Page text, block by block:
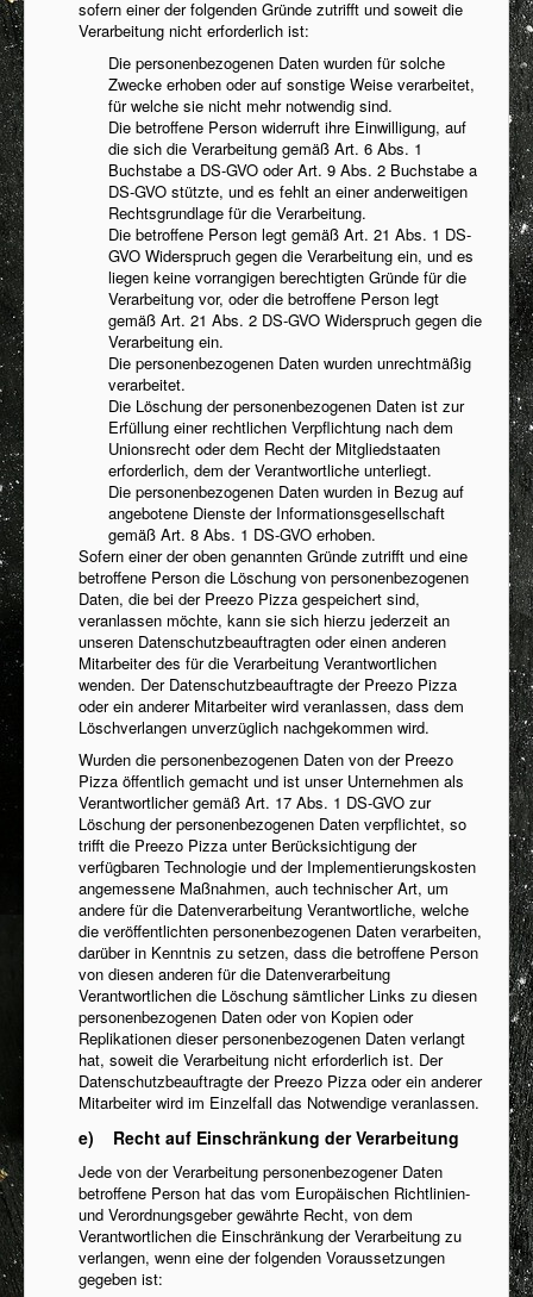
sofern einer der folgenden Gründe zutrifft und soweit die
Verarbeitung nicht erforderlich ist:
Die personenbezogenen Daten wurden für solche
Zwecke erhoben oder auf sonstige Weise verarbeitet,
für welche sie nicht mehr notwendig sind.
Die betroffene Person widerruft ihre Einwilligung, auf
die sich die Verarbeitung gemäß Art. 6 Abs. 1
Buchstabe a DS-GVO oder Art. 9 Abs. 2 Buchstabe a
DS-GVO stützte, und es fehlt an einer anderweitigen
Rechtsgrundlage für die Verarbeitung.
Die betroffene Person legt gemäß Art. 21 Abs. 1 DS-
GVO Widerspruch gegen die Verarbeitung ein, und es
liegen keine vorrangigen berechtigten Gründe für die
Verarbeitung vor, oder die betroffene Person legt
gemäß Art. 21 Abs. 2 DS-GVO Widerspruch gegen die
Verarbeitung ein.
Die personenbezogenen Daten wurden unrechtmäßig
verarbeitet.
Die Löschung der personenbezogenen Daten ist zur
Erfüllung einer rechtlichen Verpflichtung nach dem
Unionsrecht oder dem Recht der Mitgliedstaaten
erforderlich, dem der Verantwortliche unterliegt.
Die personenbezogenen Daten wurden in Bezug auf
angebotene Dienste der Informationsgesellschaft
gemäß Art. 8 Abs. 1 DS-GVO erhoben.
Sofern einer der oben genannten Gründe zutrifft und eine
betroffene Person die Löschung von personenbezogenen
Daten, die bei der Preezo Pizza gespeichert sind,
veranlassen möchte, kann sie sich hierzu jederzeit an
unseren Datenschutzbeauftragten oder einen anderen
Mitarbeiter des für die Verarbeitung Verantwortlichen
wenden. Der Datenschutzbeauftragte der Preezo Pizza
oder ein anderer Mitarbeiter wird veranlassen, dass dem
Löschverlangen unverzüglich nachgekommen wird.
Wurden die personenbezogenen Daten von der Preezo
Pizza öffentlich gemacht und ist unser Unternehmen als
Verantwortlicher gemäß Art. 17 Abs. 1 DS-GVO zur
Löschung der personenbezogenen Daten verpflichtet, so
trifft die Preezo Pizza unter Berücksichtigung der
verfügbaren Technologie und der Implementierungskosten
angemessene Maßnahmen, auch technischer Art, um
andere für die Datenverarbeitung Verantwortliche, welche
die veröffentlichten personenbezogenen Daten verarbeiten,
darüber in Kenntnis zu setzen, dass die betroffene Person
von diesen anderen für die Datenverarbeitung
Verantwortlichen die Löschung sämtlicher Links zu diesen
personenbezogenen Daten oder von Kopien oder
Replikationen dieser personenbezogenen Daten verlangt
hat, soweit die Verarbeitung nicht erforderlich ist. Der
Datenschutzbeauftragte der Preezo Pizza oder ein anderer
Mitarbeiter wird im Einzelfall das Notwendige veranlassen.
e) Recht auf Einschränkung der Verarbeitung
Jede von der Verarbeitung personenbezogener Daten
betroffene Person hat das vom Europäischen Richtlinien-
und Verordnungsgeber gewährte Recht, von dem
Verantwortlichen die Einschränkung der Verarbeitung zu
verlangen, wenn eine der folgenden Voraussetzungen
gegeben ist: